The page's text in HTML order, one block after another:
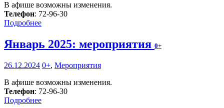
В афише возможны изменения.
Телефон: 72-96-30
Подробнее
Январь 2025: мероприятия 0+
26.12.2024 0+, Мероприятия
В афише возможны изменения.
Телефон: 72-96-30
Подробнее